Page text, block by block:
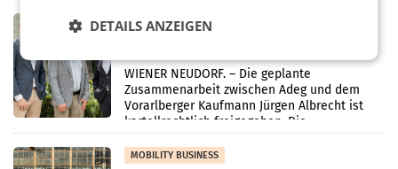
RETAIL
Albrecht setzt ab 1.1.2027 auf Adeg
WIENER NEUDORF. – Die geplante
Zusammenarbeit zwischen Adeg und dem
Vorarlberger Kaufmann Jürgen Albrecht ist
kartellrechtlich freigegeben: Die
Bundeswettbewerbsbehörde und der
Bundeskartellanwalt
MOBILITY BUSINESS
DETAILS ANZEIGEN